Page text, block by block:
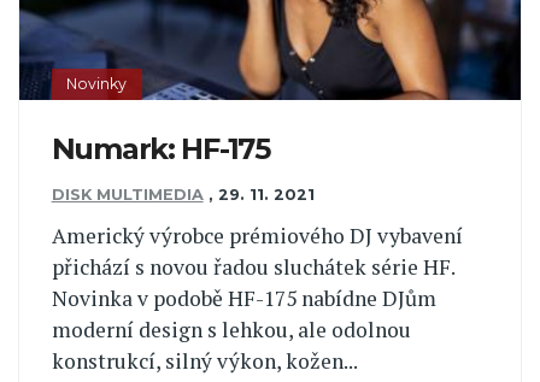
Novinky
Numark: HF-175
DISK MULTIMEDIA , 29. 11. 2021
Americký výrobce prémiového DJ vybavení
přichází s novou řadou sluchátek série HF.
Novinka v podobě HF-175 nabídne DJům
moderní design s lehkou, ale odolnou
konstrukcí, silný výkon, kožen...